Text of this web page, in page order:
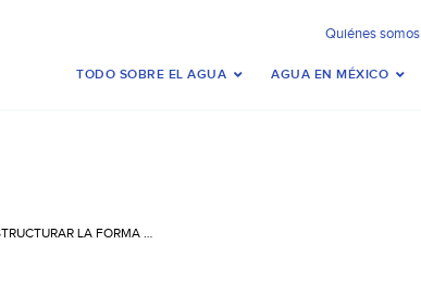
Quiénes somos
TODO SOBRE EL AGUA AGUA EN MÉXICO
BUSCAN REESTRUCTURAR LA FORMA DE GESTIÓN DEL AGUA EN MÉXICO (EL ECONOMISTA)